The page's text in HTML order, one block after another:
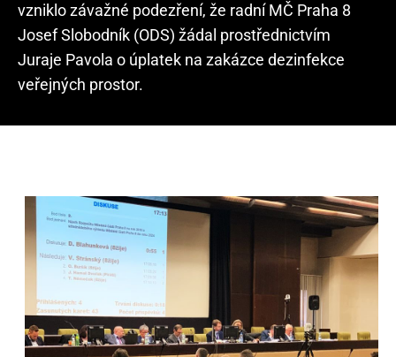
vzniklo závažné podezření, že radní MČ Praha 8
Josef Slobodník (ODS) žádal prostřednictvím
Juraje Pavola o úplatek na zakázce dezinfekce
veřejných prostor.